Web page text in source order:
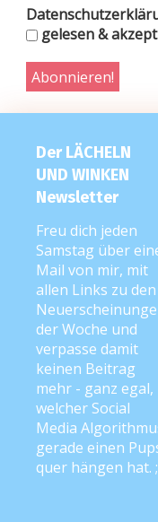
Der LÄCHELN
UND WINKEN
Newsletter
Freu dich jeden
Samstag über
Mail von mir, mit
allen Links zu den
der Woche und
verpasse damit
keinen Beitrag
mehr - ganz egal,
welcher Social
Media
gerade einen
quer hängen hat.
gelesen &
FOLGE MIR …
Facebookund
PODCAST